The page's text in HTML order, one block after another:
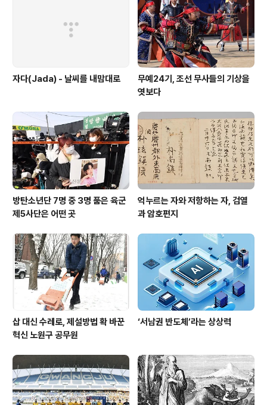
자다(Jada) - 날씨를 내맘대로
무예24기, 조선 무사들의 기상을
엿보다
방탄소년단 7명 중 3명 품은 육군
제5사단은 어떤 곳
억누르는 자와 저항하는 자, 검열
과 암호편지
삽 대신 수레로, 제설방법 확 바꾼
혁신 노원구 공무원
‘서남권 반도체’라는 상상력